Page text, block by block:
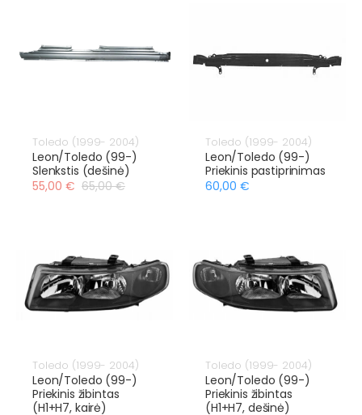
Toledo (1999- 2004)
Leon/Toledo (99-)
Slenkstis (dešinė)
55,00 € 65,00 €
Toledo (1999- 2004)
Leon/Toledo (99-)
Priekinis pastiprinimas
60,00 €
Toledo (1999- 2004)
Leon/Toledo (99-)
Priekinis žibintas
(H1+H7, kairė)
Toledo (1999- 2004)
Leon/Toledo (99-)
Priekinis žibintas
(H1+H7, dešinė)